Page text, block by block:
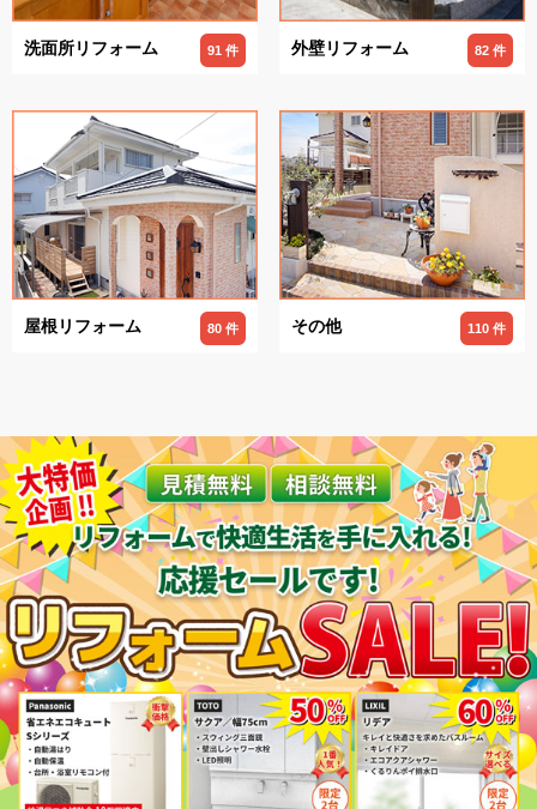
洗面所リフォーム 91 件 外壁リフォーム 82 件
屋根リフォーム 80 件 その他 110 件